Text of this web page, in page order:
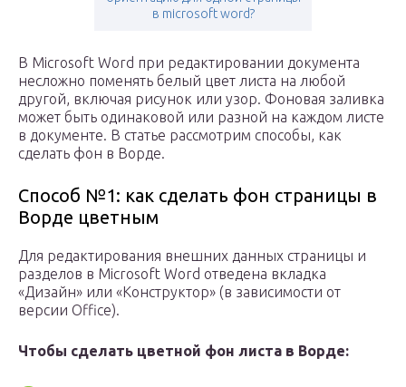
в microsoft word?
В Microsoft Word при редактировании документа
несложно поменять белый цвет листа на любой
другой, включая рисунок или узор. Фоновая заливка
может быть одинаковой или разной на каждом листе
в документе. В статье рассмотрим способы, как
сделать фон в Ворде.
Способ №1: как сделать фон страницы в
Ворде цветным
Для редактирования внешних данных страницы и
разделов в Microsoft Word отведена вкладка
«Дизайн» или «Конструктор» (в зависимости от
версии Office).
Чтобы сделать цветной фон листа в Ворде: